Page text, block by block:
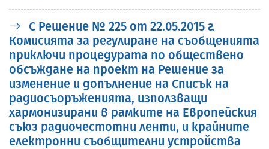
С Решение № 225 от 22.05.2015 г.
Комисията за регулиране на съобщенията
приключи процедурата по обществено
обсъждане на проект на Решение за
изменение и допълнение на Списък на
радиосъоръженията, използващи
хармонизирани в рамките на Европейския
съюз радиочестотни ленти, и крайните
електронни съобщителни устройства